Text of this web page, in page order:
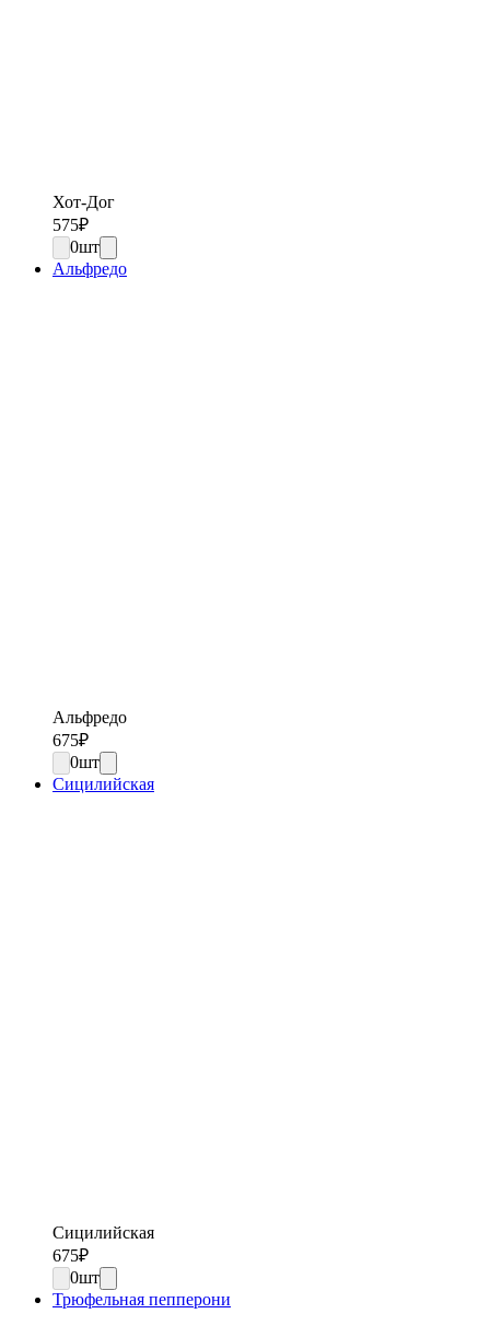
Хот-Дог
575₽
0шт
Альфредо
Альфредо
675₽
0шт
Сицилийская
Сицилийская
675₽
0шт
Трюфельная пепперони